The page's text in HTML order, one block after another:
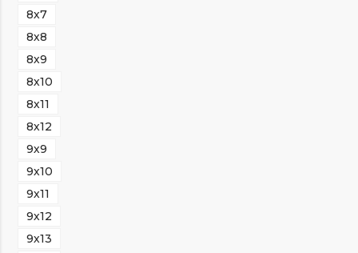
8х7
8х8
8х9
8х10
8х11
8х12
9х9
9х10
9х11
9х12
9х13